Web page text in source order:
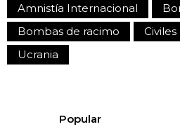
Amnistía Internacional
Bombas de racimo
Civiles
Ucrania
Popular